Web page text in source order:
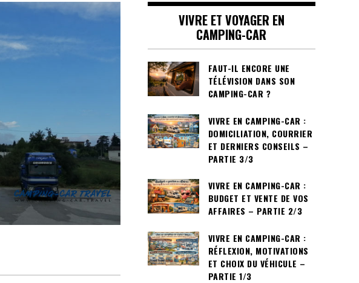
VIVRE ET VOYAGER EN
CAMPING-CAR
FAUT-IL ENCORE UNE
TÉLÉVISION DANS SON
CAMPING-CAR ?
VIVRE EN CAMPING-CAR :
DOMICILIATION, COURRIER
ET DERNIERS CONSEILS –
PARTIE 3/3
VIVRE EN CAMPING-CAR :
BUDGET ET VENTE DE VOS
AFFAIRES – PARTIE 2/3
VIVRE EN CAMPING-CAR :
RÉFLEXION, MOTIVATIONS
ET CHOIX DU VÉHICULE –
PARTIE 1/3